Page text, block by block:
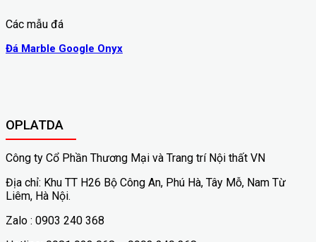
Các mẫu đá
Đá Marble Google Onyx
OPLATDA
Công ty Cổ Phần Thương Mại và Trang trí Nội thất VN
Địa chỉ: Khu TT H26 Bộ Công An, Phú Hà, Tây Mỗ, Nam Từ
Liêm, Hà Nội.
Zalo : 0903 240 368